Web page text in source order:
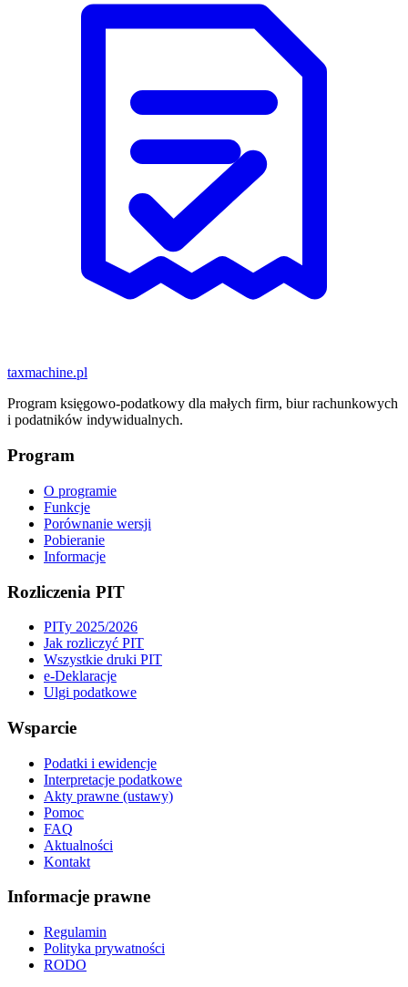
taxmachine.pl
Program księgowo-podatkowy dla małych firm, biur rachunkowych
i podatników indywidualnych.
Program
O programie
Funkcje
Porównanie wersji
Pobieranie
Informacje
Rozliczenia PIT
PITy 2025/2026
Jak rozliczyć PIT
Wszystkie druki PIT
e-Deklaracje
Ulgi podatkowe
Wsparcie
Podatki i ewidencje
Interpretacje podatkowe
Akty prawne (ustawy)
Pomoc
FAQ
Aktualności
Kontakt
Informacje prawne
Regulamin
Polityka prywatności
RODO